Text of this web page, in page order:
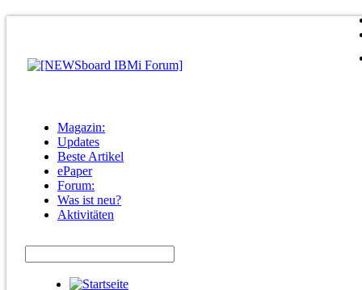
Magazin:
Updates
Beste Artikel
ePaper
Forum:
Was ist neu?
Aktivitäten